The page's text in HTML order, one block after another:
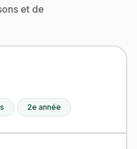
et de
2e année